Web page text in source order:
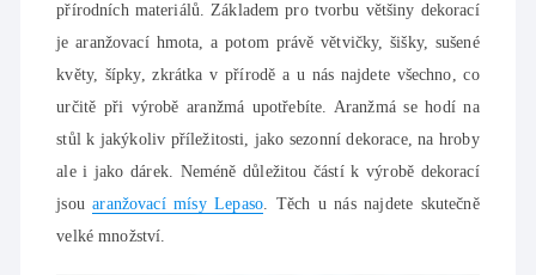
přírodních materiálů. Základem pro tvorbu většiny dekorací
je aranžovací hmota, a potom právě větvičky, šišky, sušené
květy, šípky, zkrátka v přírodě a u nás najdete všechno, co
určitě při výrobě aranžmá upotřebíte. Aranžmá se hodí na
stůl k jakýkoliv příležitosti, jako sezonní dekorace, na hroby
ale i jako dárek. Neméně důležitou částí k výrobě dekorací
jsouaranžovací mísy Lepaso. Těch u nás najdete skutečně
velké množství.